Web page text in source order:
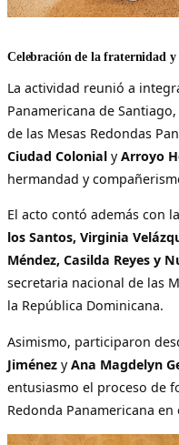
Celebración de la fraternidad y
La actividad reunió a
Panamericana de
de las Mesas Redondas
Ciudad Colonial yArroyo
hermandad y
El acto contó además con
los Santos, Virginia
Méndez, Casilda Reyes y
secretaria nacional de las
la República Dominicana.
Asimismo, participaron
Jiménez yAna Magdelyn
entusiasmo el proceso de
Redonda Panamericana en